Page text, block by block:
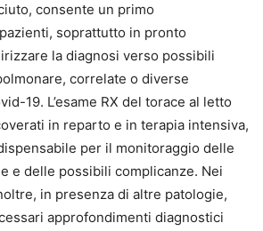
consente un primo
soprattutto in pronto
la diagnosi verso possibili
correlate o diverse
19. L’esame RX del torace al letto
in reparto e in terapia intensiva,
per il monitoraggio delle
e delle possibili complicanze. Nei
in presenza di altre patologie,
approfondimenti diagnostici